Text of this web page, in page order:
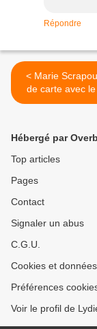
Répondre
< Marie Scrapoune : Duo
de carte avec le
Pochoir de la
Hébergé par
Top articles
Pages
Contact
Signaler un abus
C.G.U.
Cookies et
Préférences
Voir le profil de